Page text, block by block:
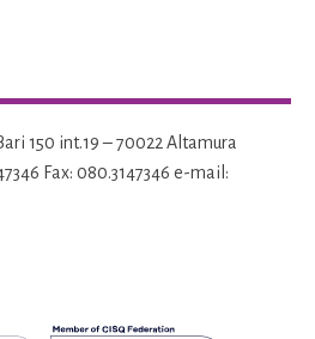
150 int.19 – 70022 Altamura
Fax: 080.3147346 e-mail: